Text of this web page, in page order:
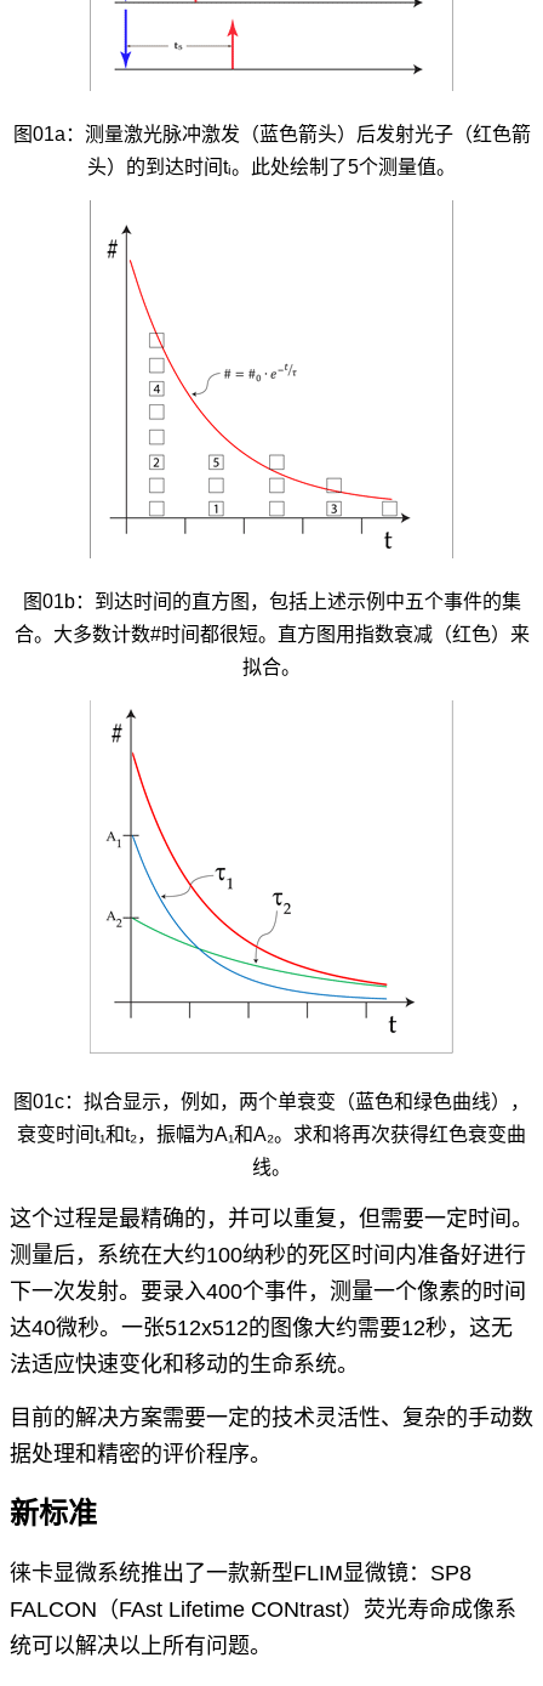
图01a：测量激光脉冲激发（蓝色箭头）后发射光子（红色箭
头）的到达时间tᵢ。此处绘制了5个测量值。
图01b：到达时间的直方图，包括上述示例中五个事件的集
合。大多数计数#时间都很短。直方图用指数衰减（红色）来
拟合。
图01c：拟合显示，例如，两个单衰变（蓝色和绿色曲线），
衰变时间t₁和t₂，振幅为A₁和A₂。求和将再次获得红色衰变曲
线。
这个过程是最精确的，并可以重复，但需要一定时间。
测量后，系统在大约100纳秒的死区时间内准备好进行
下一次发射。要录入400个事件，测量一个像素的时间
达40微秒。一张512x512的图像大约需要12秒，这无
法适应快速变化和移动的生命系统。
目前的解决方案需要一定的技术灵活性、复杂的手动数
据处理和精密的评价程序。
新标准
徕卡显微系统推出了一款新型FLIM显微镜：SP8
FALCON（FAst Lifetime CONtrast）荧光寿命成像系
统可以解决以上所有问题。